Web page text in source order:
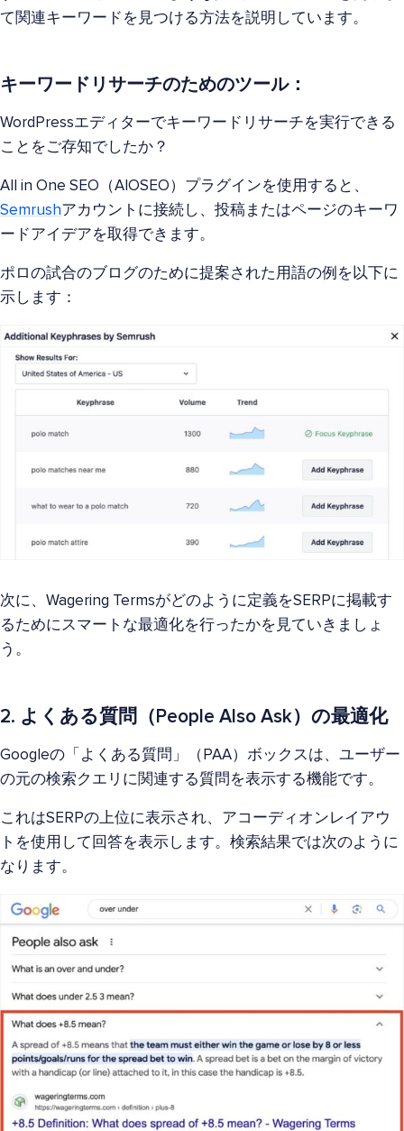
て関連キーワードを見つける方法を説明しています。
キーワードリサーチのためのツール：
WordPressエディターでキーワードリサーチを実行できる
ことをご存知でしたか？
All in One SEO（AIOSEO）プラグインを使用すると、
Semrushアカウントに接続し、投稿またはページのキーワ
ードアイデアを取得できます。
ポロの試合のブログのために提案された用語の例を以下に
示します：
次に、Wagering Termsがどのように定義をSERPに掲載す
るためにスマートな最適化を行ったかを見ていきましょ
う。
2. よくある質問（People Also Ask）の最適化
Googleの「よくある質問」（PAA）ボックスは、ユーザー
の元の検索クエリに関連する質問を表示する機能です。
これはSERPの上位に表示され、アコーディオンレイアウ
トを使用して回答を表示します。検索結果では次のように
なります。